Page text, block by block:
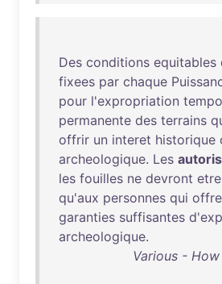
Des conditions equitables
fixees par chaque
pour l'expropriation
permanente des terrains
offrir un interet historique
archeologique. Les
les fouilles ne devront etre
qu'aux personnes qui
garanties suffisantes
archeologique.
Various -